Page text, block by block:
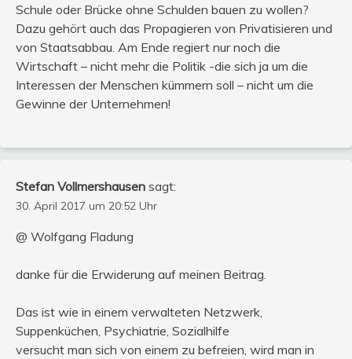
Schule oder Brücke ohne Schulden bauen zu wollen?
Dazu gehört auch das Propagieren von Privatisieren und
von Staatsabbau. Am Ende regiert nur noch die
Wirtschaft – nicht mehr die Politik -die sich ja um die
Interessen der Menschen kümmern soll – nicht um die
Gewinne der Unternehmen!
Stefan Vollmershausen sagt:
30. April 2017 um 20:52 Uhr
@ Wolfgang Fladung
danke für die Erwiderung auf meinen Beitrag.
Das ist wie in einem verwalteten Netzwerk,
Suppenküchen, Psychiatrie, Sozialhilfe
versucht man sich von einem zu befreien, wird man in